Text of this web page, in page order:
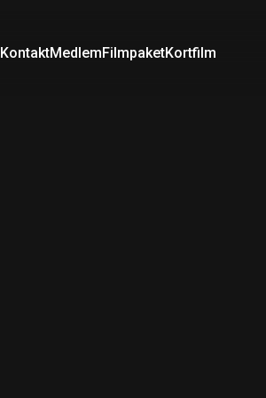
KontaktMedlemFilmpaketKortfilm